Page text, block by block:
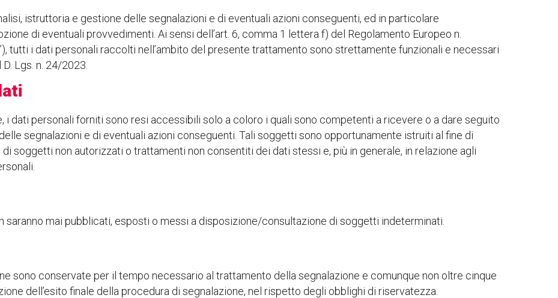
istruttoria e gestione delle segnalazioni e di eventuali azioni conseguenti, ed in particolare
di eventuali provvedimenti. Ai sensi dell’art. 6, comma 1 lettera f) del Regolamento Europeo n.
tutti i dati personali raccolti nell’ambito del presente trattamento sono strettamente funzionali e necessari
Lgs. n. 24/2023.
i dati personali forniti sono resi accessibili solo a coloro i quali sono competenti a ricevere o a dare seguito
segnalazioni e di eventuali azioni conseguenti. Tali soggetti sono opportunamente istruiti al fine di
soggetti non autorizzati o trattamenti non consentiti dei dati stessi e, più in generale, in relazione agli
mai pubblicati, esposti o messi a disposizione/consultazione di soggetti indeterminati.
sono conservate per il tempo necessario al trattamento della segnalazione e comunque non oltre cinque
dell’esito finale della procedura di segnalazione, nel rispetto degli obblighi di riservatezza.